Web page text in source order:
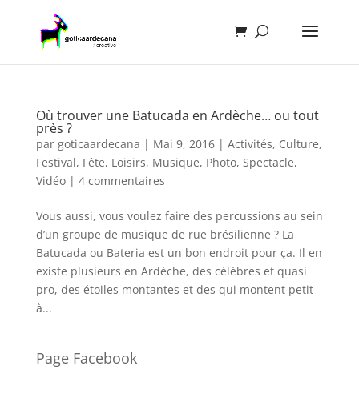
Où trouver une Batucada en Ardèche… ou tout
près ?
par goticaardecana | Mai 9, 2016| Activités, Culture,
Festival, Fête, Loisirs, Musique, Photo, Spectacle,
Vidéo| 4 commentaires
Vous aussi, vous voulez faire des percussions au sein
d’un groupe de musique de rue brésilienne ? La
Batucada ou Bateria est un bon endroit pour ça. Il en
existe plusieurs en Ardèche, des célèbres et quasi
pro, des étoiles montantes et des qui montent petit
à...
Page Facebook